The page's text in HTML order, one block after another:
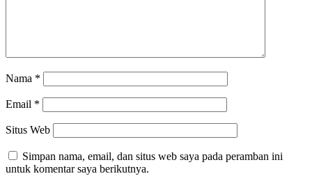
Nama *
Email *
Situs Web
Simpan nama, email, dan situs web saya pada peramban ini
untuk komentar saya berikutnya.